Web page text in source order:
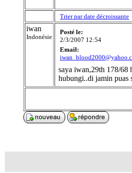
Trier par date décroissante
iwan
Indonésie
Posté le:
2/3/2007 12:54
Email:
saya iwan,29th 178/68
hubungi..di jamin puas